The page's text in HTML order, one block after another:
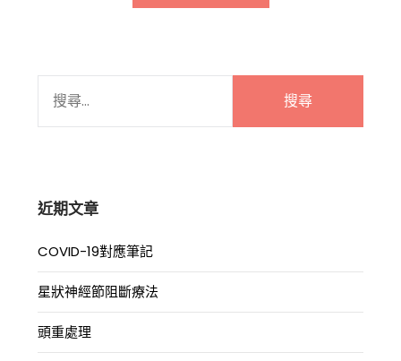
關
近期文章
COVID-19對應筆記
星狀神經節阻斷療法
頭重處理